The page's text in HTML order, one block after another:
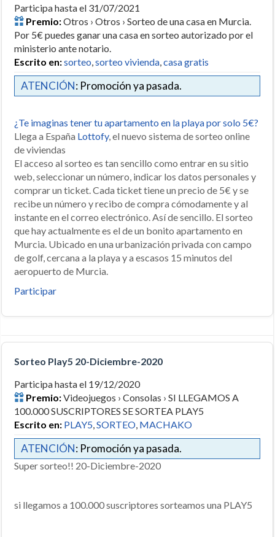
Participa hasta el 31/07/2021
Premio:Otros › Otros › Sorteo de una casa en Murcia.
Por 5€ puedes ganar una casa en sorteo autorizado por el
ministerio ante notario.
Escrito en:sorteo,sorteo vivienda,casa gratis
ATENCIÓN: Promoción ya pasada.
¿Te imaginas tener tu apartamento en la playa por solo 5€?
Llega a España Lottofy, el nuevo sistema de sorteo online
de viviendas
El acceso al sorteo es tan sencillo como entrar en su sitio
web, seleccionar un número, indicar los datos personales y
comprar un ticket. Cada ticket tiene un precio de 5€ y se
recibe un número y recibo de compra cómodamente y al
instante en el correo electrónico. Así de sencillo. El sorteo
que hay actualmente es el de un bonito apartamento en
Murcia. Ubicado en una urbanización privada con campo
de golf, cercana a la playa y a escasos 15 minutos del
aeropuerto de Murcia.
Participar
Sorteo Play5 20-Diciembre-2020
Participa hasta el 19/12/2020
Premio:Videojuegos › Consolas › SI LLEGAMOS A
100.000 SUSCRIPTORES SE SORTEA PLAY5
Escrito en: PLAY5,SORTEO, MACHAKO
ATENCIÓN: Promoción ya pasada.
Super sorteo!! 20-Diciembre-2020
si llegamos a 100.000 suscriptores sorteamos una PLAY5